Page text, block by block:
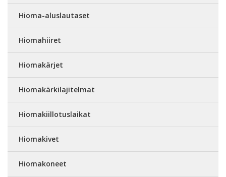
Hioma-aluslautaset
Hiomahiiret
Hiomakärjet
Hiomakärkilajitelmat
Hiomakiillotuslaikat
Hiomakivet
Hiomakoneet